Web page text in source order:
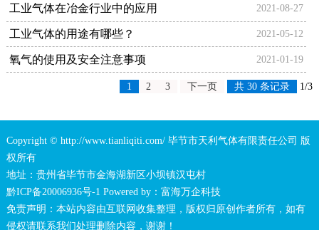
工业气体在冶金行业中的应用 2021-08-27
工业气体的用途有哪些？ 2021-05-12
氧气的使用及安全注意事项 2021-01-19
1 2 3 下一页 共 30 条记录 1/3
Copyright © http://www.tianliqiti.com/ 毕节市天利气体有限责任公司 版
权所有
地址：贵州省毕节市金海湖新区小坝镇汉屯村
黔ICP备20006936号-1 Powered by： 富海万企科技
免责声明：本站内容由互联网收集整理，版权归原创作者所有，如有
侵权请联系我们处理删除内容，谢谢！